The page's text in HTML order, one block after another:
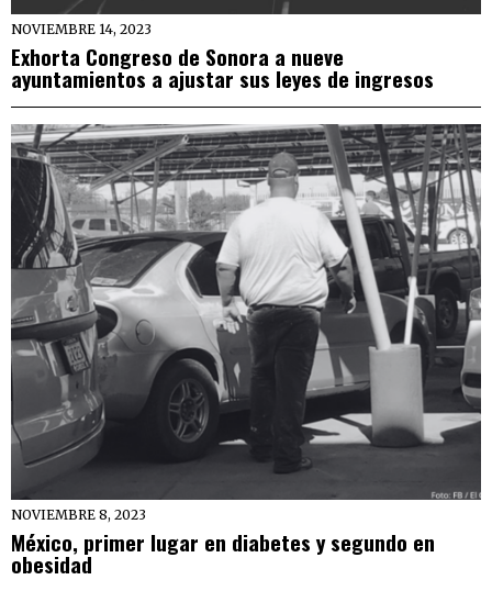
NOVIEMBRE 14, 2023
Exhorta Congreso de Sonora a nueve
ayuntamientos a ajustar sus leyes de ingresos
NOVIEMBRE 8, 2023
México, primer lugar en diabetes y segundo en
obesidad